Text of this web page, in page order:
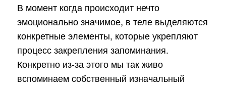
В момент когда происходит нечто
эмоционально значимое, в теле выделяются
конкретные элементы, которые укрепляют
процесс закрепления запоминания.
Конкретно из-за этого мы так живо
вспоминаем собственный изначальный